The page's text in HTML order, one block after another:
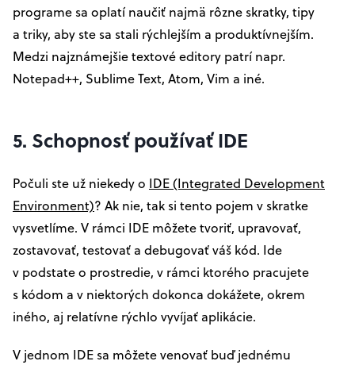
programe sa oplatí naučiť najmä rôzne skratky, tipy
a triky, aby ste sa stali rýchlejším a produktívnejším.
Medzi najznámejšie textové editory patrí napr.
Notepad++, Sublime Text, Atom, Vim a iné.
5. Schopnosť používať IDE
Počuli ste už niekedy o IDE (Integrated Development
Environment)? Ak nie, tak si tento pojem v skratke
vysvetlíme. V rámci IDE môžete tvoriť, upravovať,
zostavovať, testovať a debugovať váš kód. Ide
v podstate o prostredie, v rámci ktorého pracujete
s kódom a v niektorých dokonca dokážete, okrem
iného, aj relatívne rýchlo vyvíjať aplikácie.
V jednom IDE sa môžete venovať buď jednému